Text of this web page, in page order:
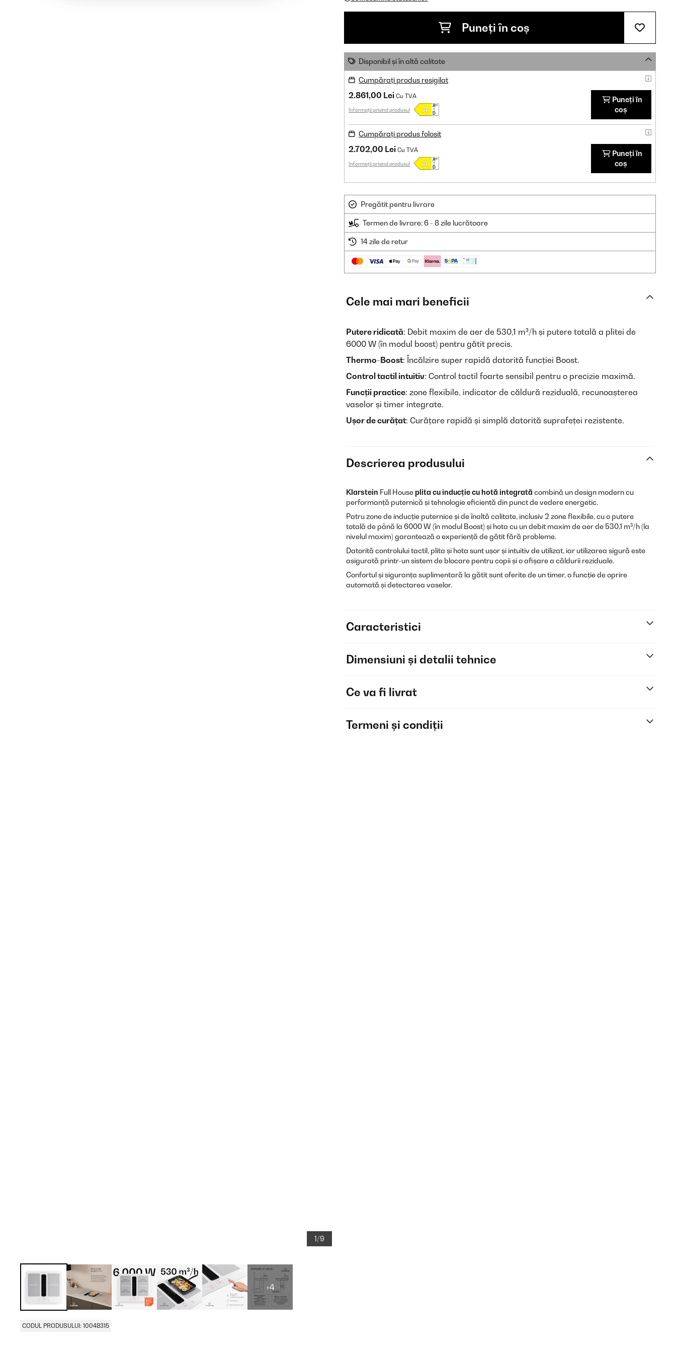
1/9
+4
CODUL PRODUSULUI: 10048315
Puneți în coș
Disponibil și în altă calitate
Cumpărați produs resigilat
2.861,00 Lei Cu TVA
Informații privind produsul
Puneți în
coș
Cumpărați produs folosit
2.702,00 Lei Cu TVA
Informații privind produsul
Puneți în
coș
Pregătit pentru livrare
Termen de livrare: 6 - 8 zile lucrătoare
14 zile de retur
Cele mai mari beneficii
Putere ridicată: Debit maxim de aer de 530,1 m³/h și putere totală a plitei de
6000 W (în modul boost) pentru gătit precis.
Thermo-Boost: Încălzire super rapidă datorită funcției Boost.
Control tactil intuitiv: Control tactil foarte sensibil pentru o precizie maximă.
Funcții practice: zone flexibile, indicator de căldură reziduală, recunoașterea
vaselor și timer integrate.
Ușor de curățat: Curățare rapidă și simplă datorită suprafeței rezistente.
Descrierea produsului
Klarstein Full House plita cu inducție cu hotă integrată combină un design modern cu
performanță puternică și tehnologie eficientă din punct de vedere energetic.
Patru zone de inducție puternice și de înaltă calitate, inclusiv 2 zone flexibile, cu o putere
totală de până la 6000 W (în modul Boost) și hota cu un debit maxim de aer de 530,1 m³/h (la
nivelul maxim) garantează o experiență de gătit fără probleme.
Datorită controlului tactil, plita și hota sunt ușor și intuitiv de utilizat, iar utilizarea sigură este
asigurată printr-un sistem de blocare pentru copii și o afișare a căldurii reziduale.
Confortul și siguranța suplimentară la gătit sunt oferite de un timer, o funcție de oprire
automată și detectarea vaselor.
Caracteristici
Dimensiuni și detalii tehnice
Ce va fi livrat
Termeni și condiții